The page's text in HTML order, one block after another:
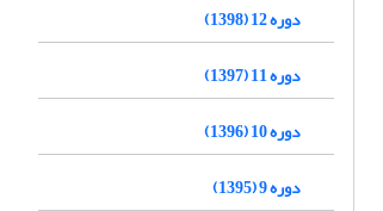
دوره 12 (1398)
دوره 11 (1397)
دوره 10 (1396)
دوره 9 (1395)